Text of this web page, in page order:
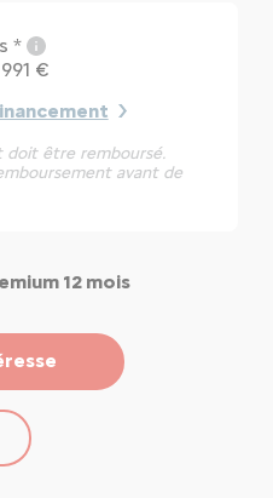
*
€
doit être remboursé.
avant de
12 mois